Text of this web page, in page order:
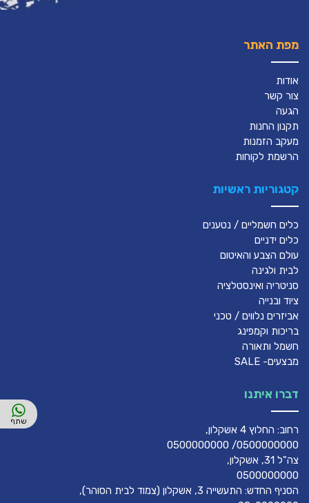
מפת האתר
אודות
צור קשר
הגעה
תקנון החנות
מעקב הזמנות
הרשמת לקוחות
קטגוריות ראשיות
כלים חשמליים / נטענים
כלים ידניים
עולם הצבע והאיטום
לבית ולגינה
סניטריה ואינסטלציה
ציוד ובנייה
אביזרים נלווים / טכני
בריכות וקמפינג
חשמל ותאורה
מבצעים- SALE
דברו איתנו
רחוב: החלוץ 4 אשקלון,
0500000000/ 0500000000
צה"ל 31, אשקלון,
0500000000
הסניף החדש: התעשייה 3, אשקלון (צמוד לבית הסוהר),